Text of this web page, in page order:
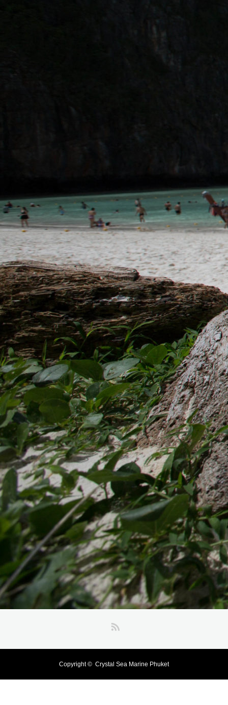
Copyright © Crystal Sea Marine Phuket